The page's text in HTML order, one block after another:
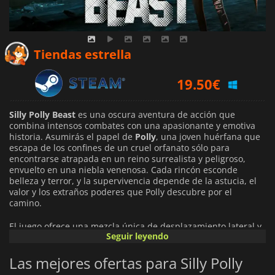
Tiendas estrella
19.50€
19.50€
Silly Polly Beast es una oscura aventura de acción que
combina intensos combates con una apasionante y emotiva
historia. Asumirás el papel de Polly, una joven huérfana que
escapa de los confines de un cruel orfanato sólo para
encontrarse atrapada en un reino surrealista y peligroso,
envuelto en una niebla venenosa. Cada rincón esconde
belleza y terror, y la supervivencia depende de la astucia, el
valor y los extraños poderes que Polly descubre por el
camino.
El juego ofrece una mezcla única de desplazamiento lateral y
vertical, que mantiene a los jugadores en constante tensión.
explora escenarios cambiantes y descubre hechizos
prohibidos que aumentan tu fuerza, pero también lo que está
Seguir leyendo
Las mejores ofertas para Silly Polly